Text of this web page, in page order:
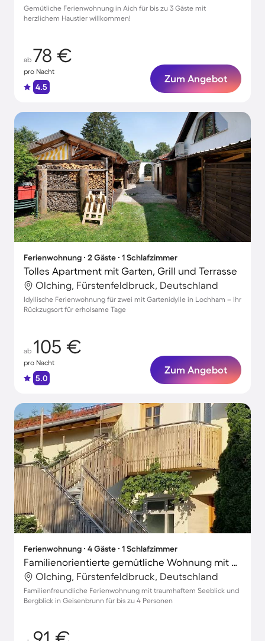
Gemütliche Ferienwohnung in Aich für bis zu 3 Gäste mit
herzlichem Haustier willkommen!
ab 78 €
pro Nacht
4.5
Zum Angebot
Ferienwohnung ∙ 2 Gäste ∙ 1 Schlafzimmer
Tolles Apartment mit Garten, Grill und Terrasse
Olching, Fürstenfeldbruck, Deutschland
Idyllische Ferienwohnung für zwei mit Gartenidylle in Lochham – Ihr
Rückzugsort für erholsame Tage
ab 105 €
pro Nacht
5.0
Zum Angebot
Ferienwohnung ∙ 4 Gäste ∙ 1 Schlafzimmer
Familienorientierte gemütliche Wohnung mit Terrasse | Bergblick
Olching, Fürstenfeldbruck, Deutschland
Familienfreundliche Ferienwohnung mit traumhaftem Seeblick und
Bergblick in Geisenbrunn für bis zu 4 Personen